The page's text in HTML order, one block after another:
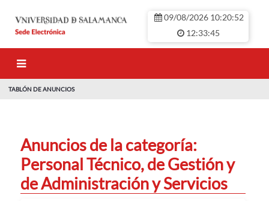
09/08/2026 10:20:52
12:33:45
TABLÓN DE ANUNCIOS
Anuncios de la categoría:
Personal Técnico, de Gestión y
de Administración y Servicios